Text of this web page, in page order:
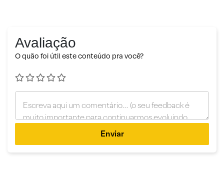
Avaliação
O quão foi útil este conteúdo pra você?
Enviar